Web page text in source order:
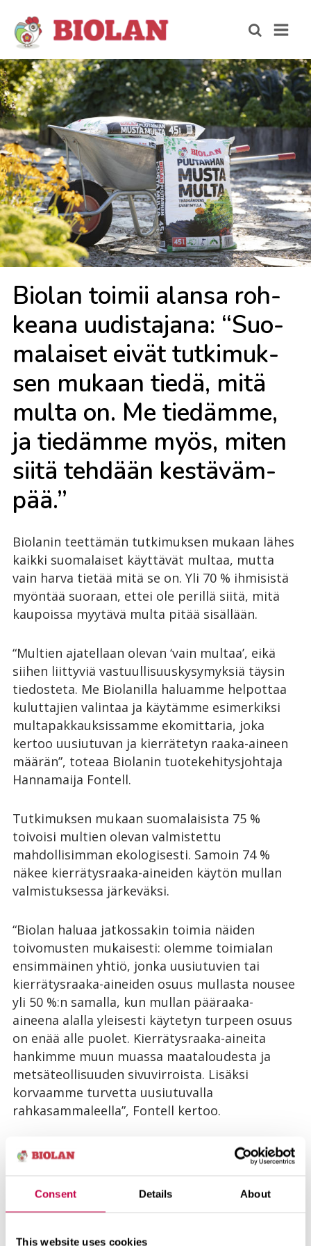
Consent Details About
This website uses cookies
Bio­lan toi­mii alan­sa roh­
kea­na uu­dis­ta­ja­na: “Suo­
ma­lai­set ei­vät tut­ki­muk­
sen mu­kaan tie­dä, mitä
mul­ta on. Me tie­däm­me,
ja tie­däm­me myös, mi­ten
sii­tä teh­dään kes­tä­väm­
pää.”
Biolanin teettämän tutkimuksen mukaan lähes
kaikki suomalaiset käyttävät multaa, mutta
vain harva tietää mitä se on. Yli 70 % ihmisistä
myöntää suoraan, ettei ole perillä siitä, mitä
kaupoissa myytävä multa pitää sisällään.
“Multien ajatellaan olevan ‘vain multaa’, eikä
siihen liittyviä vastuullisuuskysymyksiä täysin
tiedosteta. Me Biolanilla haluamme helpottaa
kuluttajien valintaa ja käytämme esimerkiksi
multapakkauksissamme ekomittaria, joka
kertoo uusiutuvan ja kierrätetyn raaka-aineen
määrän”, toteaa Biolanin tuotekehitysjohtaja
Hannamaija Fontell.
Tutkimuksen mukaan suomalaisista 75 %
toivoisi multien olevan valmistettu
mahdollisimman ekologisesti. Samoin 74 %
näkee kierrätysraaka-aineiden käytön mullan
valmistuksessa järkeväksi.
“Biolan haluaa jatkossakin toimia näiden
toivomusten mukaisesti: olemme toimialan
ensimmäinen yhtiö, jonka uusiutuvien tai
kierrätysraaka-aineiden osuus mullasta nousee
yli 50 %:n samalla, kun mullan pääraaka-
aineena alalla yleisesti käytetyn turpeen osuus
on enää alle puolet. Kierrätysraaka-aineita
hankimme muun muassa maataloudesta ja
metsäteollisuuden sivuvirroista. Lisäksi
korvaamme turvetta uusiutuvalla
rahkasammaleella”, Fontell kertoo.
Biolanilla ollaan huolissaan siitä, että kuluttajat
eivät saa asianmukaista tietoa mullan raaka-
mullasta valtaosa on ollut turvetta, koetaan
lakaista maton alle. Hyssyttelyn aika on